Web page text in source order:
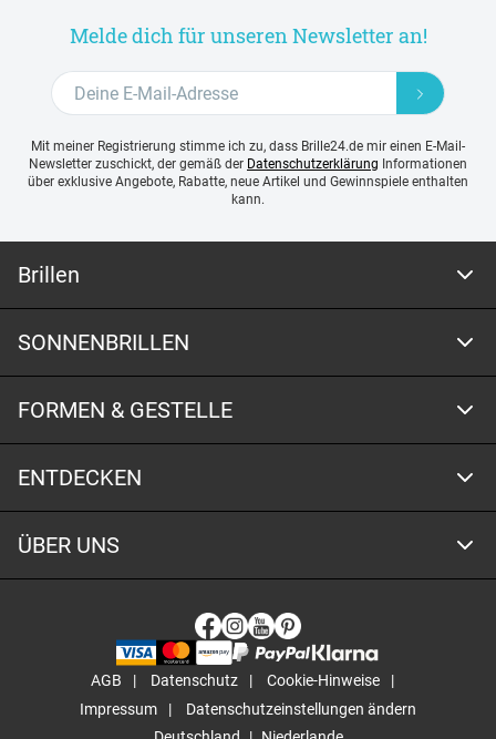
Melde dich für unseren Newsletter an!
Mit meiner Registrierung stimme ich zu, dass Brille24.de mir einen E-Mail-
Newsletter zuschickt, der gemäß der Datenschutzerklärung Informationen
über exklusive Angebote, Rabatte, neue Artikel und Gewinnspiele enthalten
kann.
Brillen
SONNENBRILLEN
FORMEN & GESTELLE
ENTDECKEN
ÜBER UNS
AGB Datenschutz
Cookie-Hinweise
Impressum
Datenschutzeinstellungen ändern